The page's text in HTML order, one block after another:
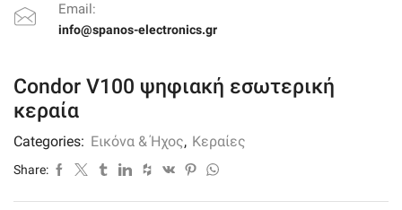
Email:
info@spanos-electronics.gr
Condor V100 ψηφιακή εσωτερική
κεραία
Categories: Εικόνα & Ήχος, Κεραίες
Share: